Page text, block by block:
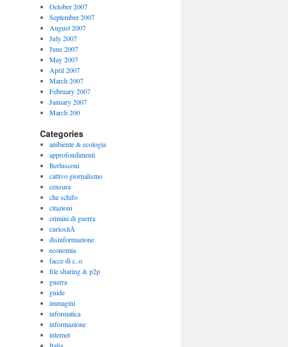
October 2007
September 2007
August 2007
July 2007
June 2007
May 2007
April 2007
March 2007
February 2007
January 2007
March 200
Categories
ambiente & ecologia
approfondimenti
Berlusconi
cattivo giornalismo
censura
che schifo
citazioni
crimini di guerra
curiositÃ
disinformazione
economia
facce di c..o
file sharing & p2p
guerra
guide
immagini
informatica
informazione
internet